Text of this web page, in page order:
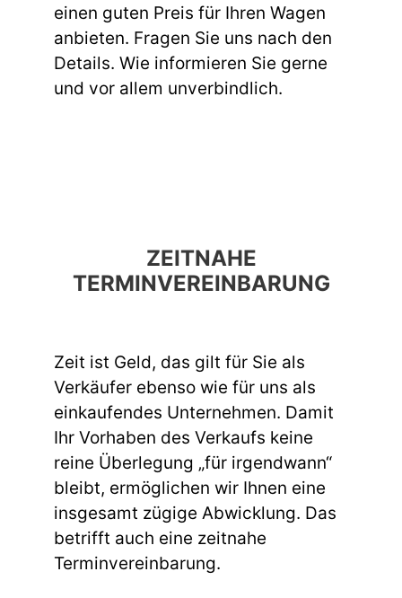
einen guten Preis für Ihren Wagen
anbieten. Fragen Sie uns nach den
Details. Wie informieren Sie gerne
und vor allem unverbindlich.
ZEITNAHE
TERMINVEREINBARUNG
Zeit ist Geld, das gilt für Sie als
Verkäufer ebenso wie für uns als
einkaufendes Unternehmen. Damit
Ihr Vorhaben des Verkaufs keine
reine Überlegung „für irgendwann“
bleibt, ermöglichen wir Ihnen eine
insgesamt zügige Abwicklung. Das
betrifft auch eine zeitnahe
Terminvereinbarung.